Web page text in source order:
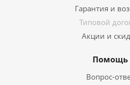
Гарантия и
Типовой
Акции и
Помощь
Вопрос-